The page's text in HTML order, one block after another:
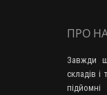
ПРО
Завжди
складів і